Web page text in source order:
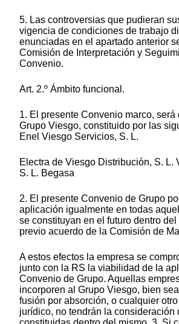
5. Las controversias que pudieran
vigencia de condiciones de trabajo
enunciadas en el apartado anterior
Comisión de Interpretación y
Convenio.
Art. 2.º Ámbito funcional.
1. El presente Convenio marco, será
Grupo Viesgo, constituido por las
Enel Viesgo Servicios, S. L.
Electra de Viesgo Distribución, S. L.
S. L. Begasa
2. El presente Convenio de Grupo
aplicación igualmente en todas
se constituyan en el futuro dentro
previo acuerdo de la Comisión de
A estos efectos la empresa se
junto con la RS la viabilidad de la
Convenio de Grupo. Aquellas
incorporen al Grupo Viesgo, bien
fusión por absorción, o cualquier
jurídico, no tendrán la consideración